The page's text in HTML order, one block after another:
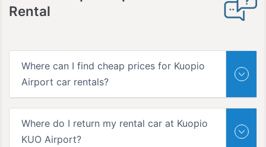
Rental
Where can I find cheap prices for Kuopio
Airport car rentals?
Where do I return my rental car at Kuopio
KUO Airport?